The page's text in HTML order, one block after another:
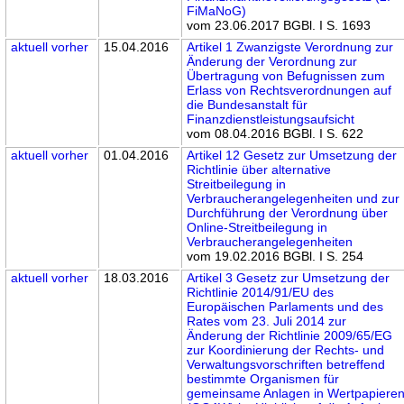
FiMaNoG)
vom 23.06.2017 BGBl. I S. 1693
aktuell vorher 15.04.2016
Artikel 1 Zwanzigste Verordnung zur
Änderung der Verordnung zur
Übertragung von Befugnissen zum
Erlass von Rechtsverordnungen auf
die Bundesanstalt für
Finanzdienstleistungsaufsicht
vom 08.04.2016 BGBl. I S. 622
aktuell vorher 01.04.2016
Artikel 12 Gesetz zur Umsetzung der
Richtlinie über alternative
Streitbeilegung in
Verbraucherangelegenheiten und zur
Durchführung der Verordnung über
Online-Streitbeilegung in
Verbraucherangelegenheiten
vom 19.02.2016 BGBl. I S. 254
aktuell vorher 18.03.2016
Artikel 3 Gesetz zur Umsetzung der
Richtlinie 2014/91/EU des
Europäischen Parlaments und des
Rates vom 23. Juli 2014 zur
Änderung der Richtlinie 2009/65/EG
zur Koordinierung der Rechts- und
Verwaltungsvorschriften betreffend
bestimmte Organismen für
gemeinsame Anlagen in